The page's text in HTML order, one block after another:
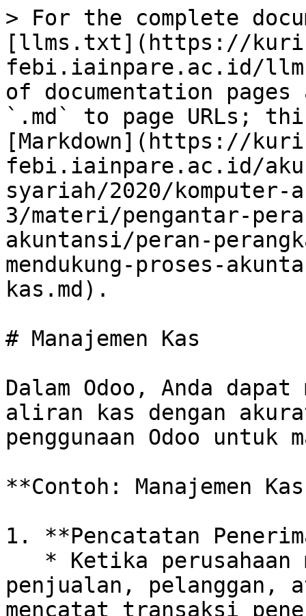
> For the complete
[llms.txt](https://
febi.iainpare.ac.id/
of documentation
`.md` to page URLs;
[Markdown](https://
febi.iainpare.ac.id/
syariah/2020/komputer-
3/materi/pengantar-
akuntansi/peran-
mendukung-proses-
kas.md).
# Manajemen Kas
Dalam Odoo, Anda dapat
aliran kas dengan
penggunaan Odoo untuk
**Contoh: Manajemen
1. **Pencatatan
penjualan, pelanggan,
mencatat transaksi